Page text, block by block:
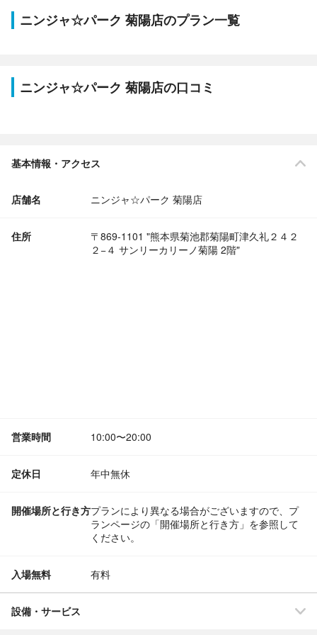
ニンジャ☆パーク 菊陽店のプラン一覧
ニンジャ☆パーク 菊陽店の口コミ
基本情報・アクセス
店舗名 ニンジャ☆パーク 菊陽店
住所
〒869-1101 "熊本県菊池郡菊陽町津久礼２４２
２−４ サンリーカリーノ菊陽 2階"
営業時間 10:00〜20:00
定休日 年中無休
開催場所と行き方プランにより異なる場合がございますので、プ
ランページの「開催場所と行き方」を参照して
ください。
入場無料 有料
設備・サービス